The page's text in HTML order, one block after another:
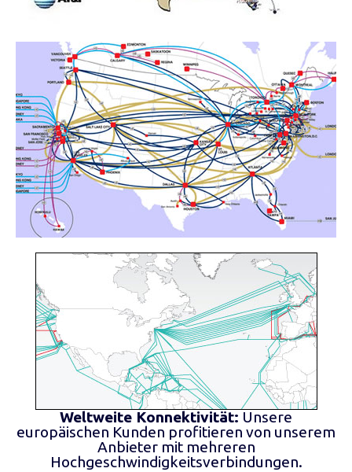
Weltweite Konnektivität: Unsere
europäischen Kunden profitieren von unserem
Anbieter mit mehreren
Hochgeschwindigkeitsverbindungen.